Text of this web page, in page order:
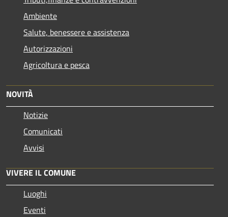
Ambiente
Salute, benessere e assistenza
Autorizzazioni
Agricoltura e pesca
NOVITÀ
Notizie
Comunicati
Avvisi
VIVERE IL COMUNE
Luoghi
Eventi